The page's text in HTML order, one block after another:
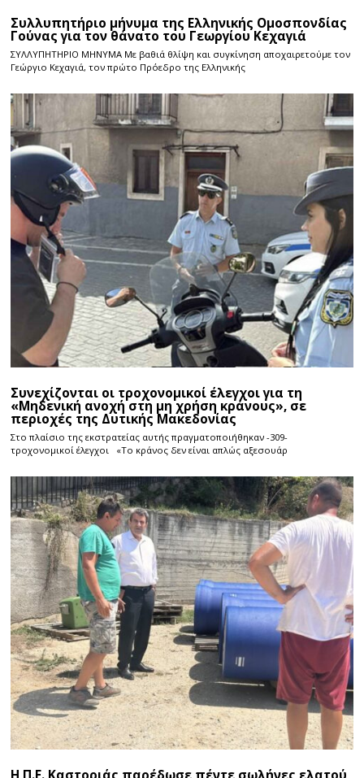
Συλλυπητήριο μήνυμα της Ελληνικής Ομοσπονδίας
Γούνας για τον θάνατο του Γεωργίου Κεχαγιά
ΣΥΛΛΥΠΗΤΗΡΙΟ ΜΗΝΥΜΑ Με βαθιά θλίψη και συγκίνηση αποχαιρετούμε τον
Γεώργιο Κεχαγιά, τον πρώτο Πρόεδρο της Ελληνικής
Συνεχίζονται οι τροχονομικοί έλεγχοι για τη
«Μηδενική ανοχή στη μη χρήση κράνους», σε
περιοχές της Δυτικής Μακεδονίας
Στο πλαίσιο της εκστρατείας αυτής πραγματοποιήθηκαν -309-
τροχονομικοί έλεγχοι «Το κράνος δεν είναι απλώς αξεσουάρ